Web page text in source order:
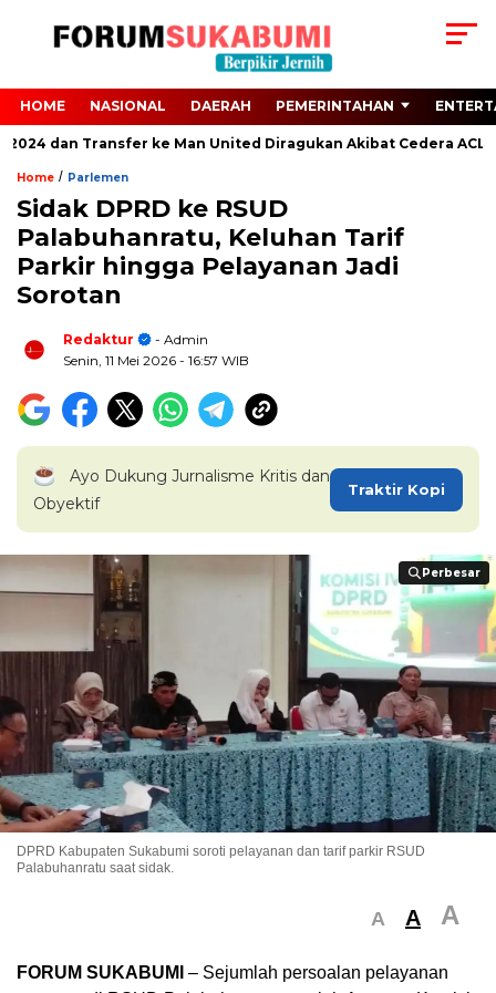
HOME NASIONAL DAERAH PEMERINTAHAN
dan Transfer ke Man United Diragukan Akibat Cedera ACL
Home / Parlemen
Sidak DPRD ke RSUD
Palabuhanratu, Keluhan Tarif
Parkir hingga Pelayanan Jadi
Sorotan
Redaktur
- Admin
Senin, 11 Mei 2026 - 16:57 WIB
Ayo Dukung Jurnalisme Kritis dan
Obyektif
Traktir Kopi
Perbesar
Perbesar
DPRD Kabupaten Sukabumi soroti pelayanan dan tarif parkir RSUD
Palabuhanratu saat sidak.
A A A
FORUM SUKABUMI – Sejumlah persoalan pelayanan